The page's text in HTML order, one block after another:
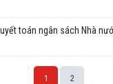
toán ngân sách Nhà
1 2